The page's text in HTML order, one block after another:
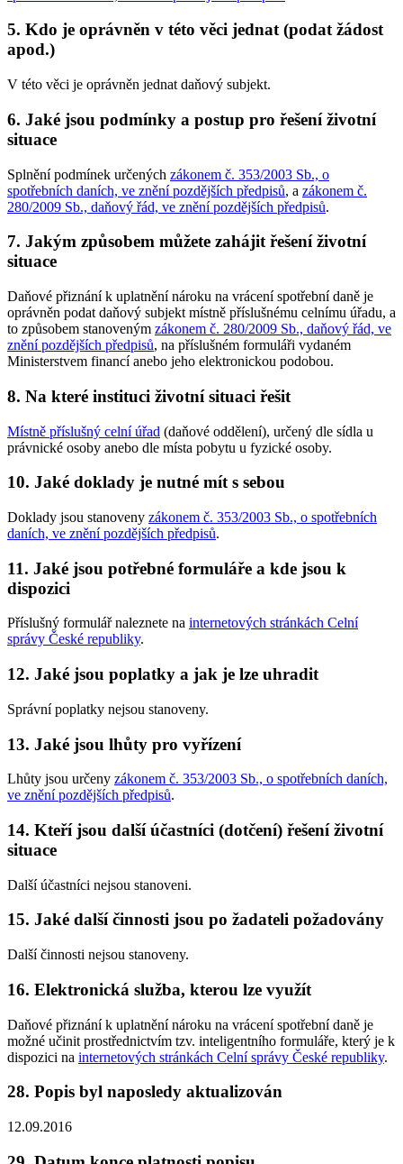
5. Kdo je oprávněn v této věci jednat (podat žádost
apod.)
V této věci je oprávněn jednat daňový subjekt.
6. Jaké jsou podmínky a postup pro řešení životní
situace
Splnění podmínek určených zákonem č. 353/2003 Sb., o
spotřebních daních, ve znění pozdějších předpisů, a zákonem č.
280/2009 Sb., daňový řád, ve znění pozdějších předpisů.
7. Jakým způsobem můžete zahájit řešení životní
situace
Daňové přiznání k uplatnění nároku na vrácení spotřební daně je
oprávněn podat daňový subjekt místně příslušnému celnímu úřadu, a
to způsobem stanoveným zákonem č. 280/2009 Sb., daňový řád, ve
znění pozdějších předpisů, na příslušném formuláři vydaném
Ministerstvem financí anebo jeho elektronickou podobou.
8. Na které instituci životní situaci řešit
Místně příslušný celní úřad (daňové oddělení), určený dle sídla u
právnické osoby anebo dle místa pobytu u fyzické osoby.
10. Jaké doklady je nutné mít s sebou
Doklady jsou stanoveny zákonem č. 353/2003 Sb., o spotřebních
daních, ve znění pozdějších předpisů.
11. Jaké jsou potřebné formuláře a kde jsou k
dispozici
Příslušný formulář naleznete na internetových stránkách Celní
správy České republiky.
12. Jaké jsou poplatky a jak je lze uhradit
Správní poplatky nejsou stanoveny.
13. Jaké jsou lhůty pro vyřízení
Lhůty jsou určeny zákonem č. 353/2003 Sb., o spotřebních daních,
ve znění pozdějších předpisů.
14. Kteří jsou další účastníci (dotčení) řešení životní
situace
Další účastníci nejsou stanoveni.
15. Jaké další činnosti jsou po žadateli požadovány
Další činnosti nejsou stanoveny.
16. Elektronická služba, kterou lze využít
Daňové přiznání k uplatnění nároku na vrácení spotřební daně je
možné učinit prostřednictvím tzv. inteligentního formuláře, který je k
dispozici na internetových stránkách Celní správy České republiky.
28. Popis byl naposledy aktualizován
12.09.2016